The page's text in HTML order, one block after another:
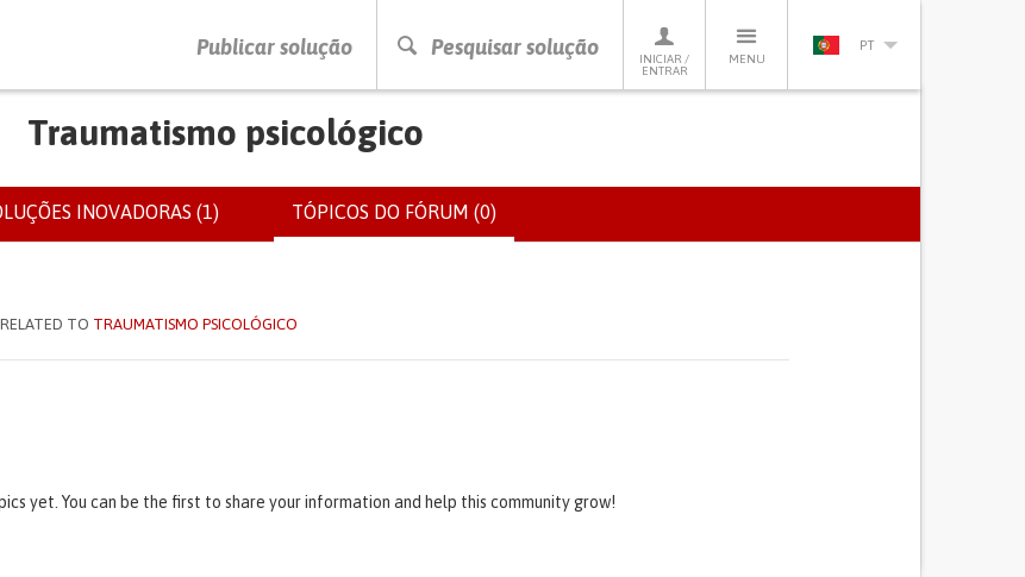
Publicar solução Pesquisar solução
INICIAR /
ENTRAR
MENU
PT
PRESSIONE ENTER PARA PESQUISAR
Traumatismo psicológico
INOVADORAS (1) TÓPICOS DO FÓRUM (0)
ATIVO)
TO TRAUMATISMO PSICOLÓGICO
yet. You can be the first to share your information and help this community grow!